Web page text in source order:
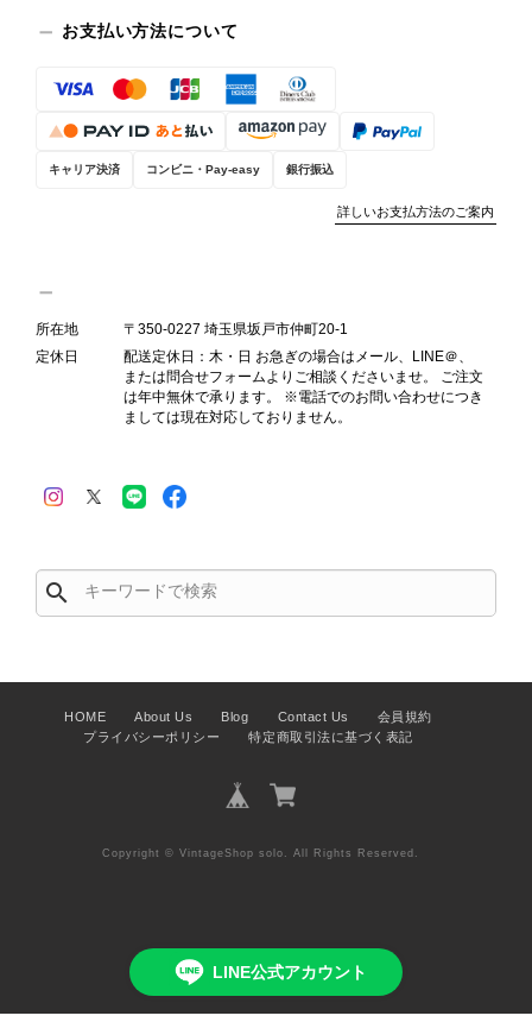
時の見落としとして真摯に受け止め、
し、全スタッフで共有してまいりま
す。 オンラインでも安心して商品を
お選びいただけるよう、より正確な状
態確認とご案内に努めてまいります。
2026/07/30
商品が直ぐに届きました。思った以上に素敵なお品でした。また
ご縁が有りましたら宜しくお願い致します。
た迅速にお届けできたとのこと、大変
安心いたしました！ さらに、「思っ
た以上に素敵なお品でした」とのお言
けましたら幸いです。 また気になる
い。 またご縁がございましたら、ぜ
VintageShop solo
2026/07/23
お支払い方法について
キャリア決済 コンビニ・Pay-easy 銀行振込
詳しいお支払方法のご案内
所在地
〒350-0227 埼玉県坂戸市仲町20-1
定休日
配送定休日：木・日 お急ぎの場合はメール、LINE＠、
または問合せフォームよりご相談くださいませ。 ご注文
は年中無休で承ります。 ※電話でのお問い合わせにつき
ましては現在対応しておりません。
search
HOME About Us Blog Contact Us
会員規約
プライバシーポリシー
特定商取引法に基づく表記
Copyright © VintageShop solo. All Rights Reserved.
LINE公式アカウント